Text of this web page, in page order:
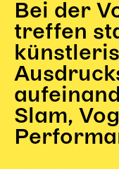
Bei der
treffen
Slam,